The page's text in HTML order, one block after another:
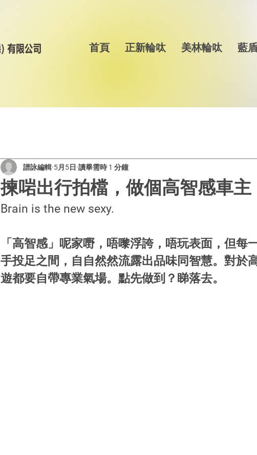
首頁 正新輪呔 美林輪呔 藍
揀啱出行拍檔，做個高智感車主
譜詠編輯 5月5日 讀畢需時 1 分鐘
Brain is the new sexy.
「高智感」呢家嘢，唔嚟浮誇，唔玩表面，但每
手投足之間，自自然然流露出品味同智慧。對於
遊都要自帶專業氣場。點先做到？睇落去。